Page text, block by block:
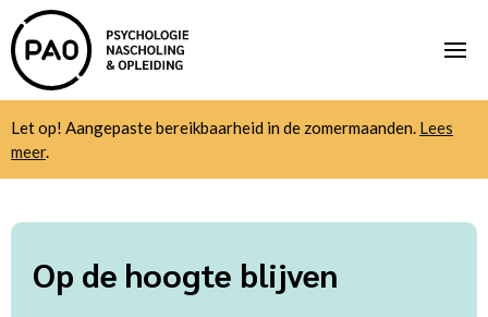
Let op! Aangepaste bereikbaarheid in de zomermaanden. Lees
meer.
Op de hoogte blijven